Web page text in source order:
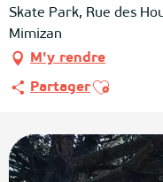
Skate Park, Rue des
Mimizan
M'y rendre
PartagerAjouter